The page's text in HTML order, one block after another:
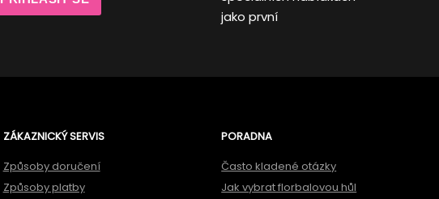
jako první
ZÁKAZNICKÝ SERVIS
Způsoby doručení
Způsoby platby
PORADNA
Často kladené otázky
Jak vybrat florbalovou hůl